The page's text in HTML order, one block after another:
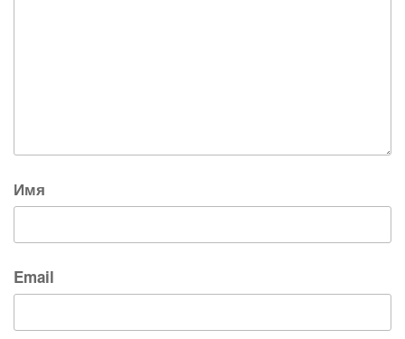
Имя
Email